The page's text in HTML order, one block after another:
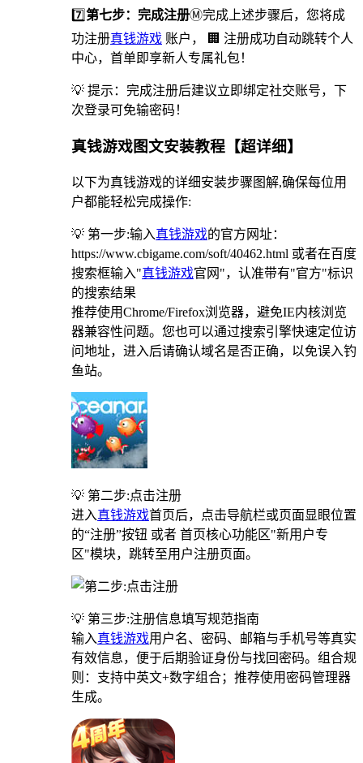
7️⃣第七步：完成注册Ⓜ完成上述步骤后，您将成
功注册真钱游戏 账户， 🏢 注册成功自动跳转个人
中心，首单即享新人专属礼包！
💡 提示：完成注册后建议立即绑定社交账号，下
次登录可免输密码！
真钱游戏图文安装教程【超详细】
以下为真钱游戏的详细安装步骤图解,确保每位用
户都能轻松完成操作:
💡 第一步:输入真钱游戏的官方网址：
https://www.cbigame.com/soft/40462.html 或者在百度
搜索框输入"真钱游戏官网"，认准带有"官方"标识
的搜索结果
推荐使用Chrome/Firefox浏览器，避免IE内核浏览
器兼容性问题。您也可以通过搜索引擎快速定位访
问地址，进入后请确认域名是否正确，以免误入钓
鱼站。
💡 第二步:点击注册
进入真钱游戏首页后，点击导航栏或页面显眼位置
的“注册”按钮 或者 首页核心功能区"新用户专
区"模块，跳转至用户注册页面。
💡 第三步:注册信息填写规范指南
输入真钱游戏用户名、密码、邮箱与手机号等真实
有效信息，便于后期验证身份与找回密码。组合规
则：支持中英文+数字组合；推荐使用密码管理器
生成。